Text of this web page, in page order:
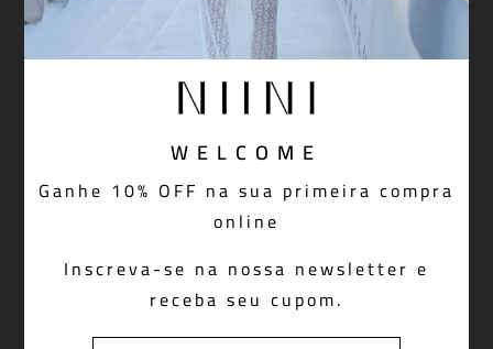
WELCOME
Ganhe 10% OFF na sua primeira compra
online
Inscreva-se na nossa newsletter e
receba seu cupom.
R$ 448,00